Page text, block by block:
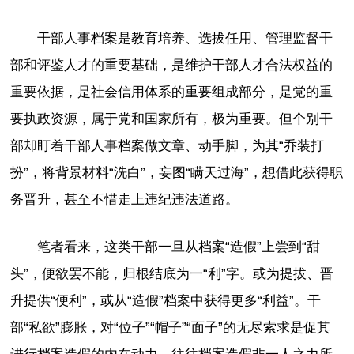
干部人事档案是教育培养、选拔任用、管理监督干
部和评鉴人才的重要基础，是维护干部人才合法权益的
重要依据，是社会信用体系的重要组成部分，是党的重
要执政资源，属于党和国家所有，极为重要。但个别干
部却盯着干部人事档案做文章、动手脚，为其“乔装打
扮”，将背景材料“洗白”，妄图“瞒天过海”，想借此获得职
务晋升，甚至不惜走上违纪违法道路。
笔者看来，这类干部一旦从档案“造假”上尝到“甜
头”，便欲罢不能，归根结底为一“利”字。或为提拔、晋
升提供“便利”，或从“造假”档案中获得更多“利益”。干
部“私欲”膨胀，对“位子”“帽子”“面子”的无尽索求是促其